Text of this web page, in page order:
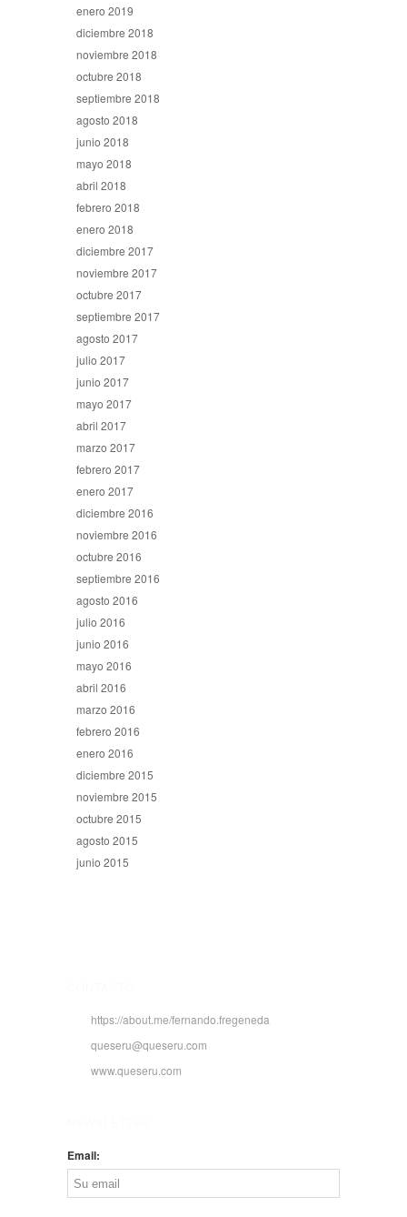
enero 2019
diciembre 2018
noviembre 2018
octubre 2018
septiembre 2018
agosto 2018
junio 2018
mayo 2018
abril 2018
febrero 2018
enero 2018
diciembre 2017
noviembre 2017
octubre 2017
septiembre 2017
agosto 2017
julio 2017
junio 2017
mayo 2017
abril 2017
marzo 2017
febrero 2017
enero 2017
diciembre 2016
noviembre 2016
octubre 2016
septiembre 2016
agosto 2016
julio 2016
junio 2016
mayo 2016
abril 2016
marzo 2016
febrero 2016
enero 2016
diciembre 2015
noviembre 2015
octubre 2015
agosto 2015
junio 2015
https://about.me/fernando.fregeneda
queseru@queseru.com
www.queseru.com
Email: